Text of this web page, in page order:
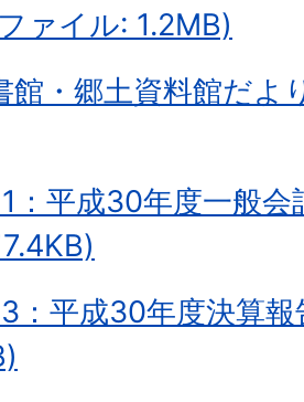
ァイル: 1.2MB)
館・郷土資料館だよ
：平成30年度一般
：平成30年度決算